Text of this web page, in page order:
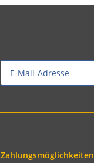
Zahlungsmöglichkeiten